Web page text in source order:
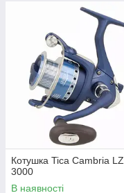
Котушка Tica Cambria LZ
3000
В наявності